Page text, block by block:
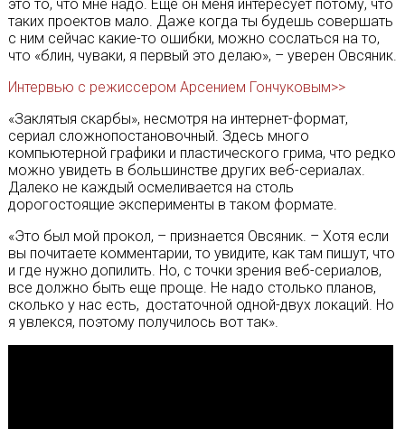
это то, что мне надо. Еще он меня интересует потому, что
таких проектов мало. Даже когда ты будешь совершать
с ним сейчас какие-то ошибки, можно сослаться на то,
что «блин, чуваки, я первый это делаю», – уверен Овсяник.
Интервью с режиссером Арсением Гончуковым>>
«Заклятыя скарбы», несмотря на интернет-формат,
сериал сложнопостановочный. Здесь много
компьютерной графики и пластического грима, что редко
можно увидеть в большинстве других веб-сериалах.
Далеко не каждый осмеливается на столь
дорогостоящие эксперименты в таком формате.
«Это был мой прокол, – признается Овсяник. – Хотя если
вы почитаете комментарии, то увидите, как там пишут, что
и где нужно допилить. Но, с точки зрения веб-сериалов,
все должно быть еще проще. Не надо столько планов,
сколько у нас есть, достаточной одной-двух локаций. Но
я увлекся, поэтому получилось вот так».